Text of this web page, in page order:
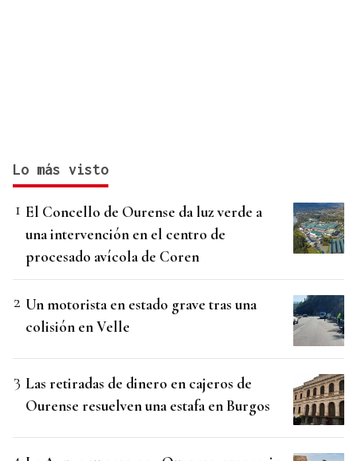
Lo más visto
El Concello de Ourense da luz verde a
una intervención en el centro de
procesado avícola de Coren
Un motorista en estado grave tras una
colisión en Velle
Las retiradas de dinero en cajeros de
Ourense resuelven una estafa en Burgos